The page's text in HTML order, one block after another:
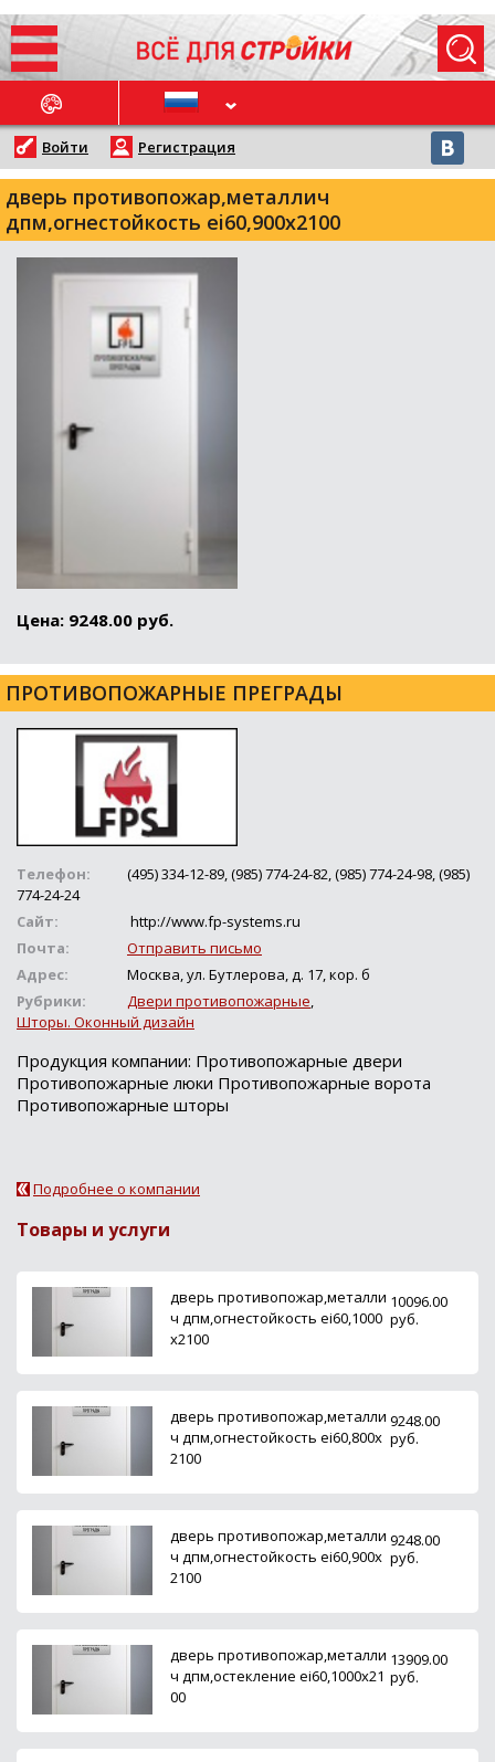
НОВОСТИ
Войти Регистрация
дверь противопожар,металлич
дпм,огнестойкость ei60,900х2100
Цена: 9248.00 руб.
ПРОТИВОПОЖАРНЫЕ ПРЕГРАДЫ
Телефон:
(495) 334-12-89, (985) 774-24-82, (985) 774-24-98, (985)
774-24-24
Сайт:
http://www.fp-systems.ru
Почта:
Отправить письмо
Адрес:
Москва, ул. Бутлерова, д. 17, кор. б
Рубрики:
Двери противопожарные,
Шторы. Оконный дизайн
Продукция компании: Противопожарные двери
Противопожарные люки Противопожарные ворота
Противопожарные шторы
Подробнее о компании
Товары и услуги
дверь противопожар,металли
ч дпм,огнестойкость ei60,1000
х2100
10096.00
руб.
дверь противопожар,металли
ч дпм,огнестойкость ei60,800х
2100
9248.00
руб.
дверь противопожар,металли
ч дпм,огнестойкость ei60,900х
2100
9248.00
руб.
дверь противопожар,металли
ч дпм,остекление ei60,1000х21
00
13909.00
руб.